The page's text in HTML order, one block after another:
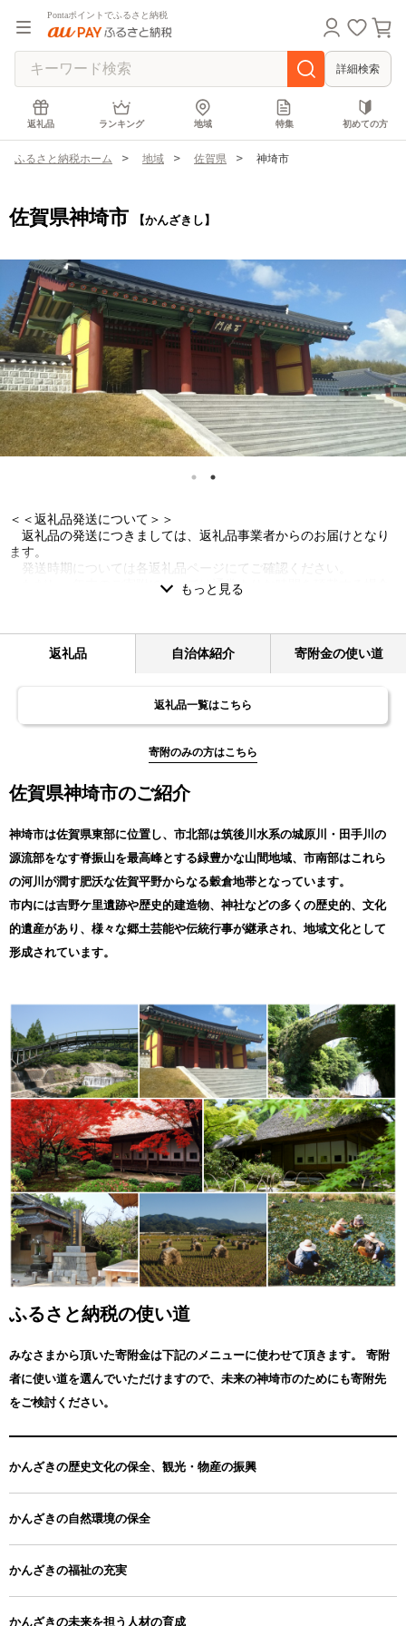
Pontaポイントでふるさと納税
詳細検索
返礼品 ランキング 地域 特集 初めての方
ふるさと納税ホーム 地域 佐賀県 神埼市
佐賀県神埼市 【かんざきし】
＜＜返礼品発送について＞＞
返礼品の発送につきましては、返礼品事業者からのお届けとなり
ます。
発送時期については各返礼品ページにてご確認ください。
ただし、年末のご寄附については通常よりお時間を頂戴する場合
めご了承ください。
返礼品の発送後お届け先に変更がある場合、転送料金が発生する
転送料金は着払いとなりますので、恐れ入りますがお受取人様の
ご寄附お申込みの際のご住所と変更がある場合は、お早めのご連
絡をお願いいたします。
＜＜オンラインワンストップ特例申請について＞＞
●マイナンバーカードをお持ちの方
ワンストップ特例申請を完全オンラインで行えるサービスです。
『自治体マイページ』からオンラインで即座に申請を完結させる
ことが可能です。
変更届もオンラインで簡単に申請できます。
(オンラインで申請される場合は、書類の提出は不要です。)
詳細につきましては、以下のURLをご確認ください。
※オンラインワンストップ申請手続きについて
寄附申込・入金完了された翌日にお手続き可能となります。
お手続きができない場合は、恐れ入りますがお時間を空けてか
ら再度お手続きをお願いいたします。
●マイナンバーカードがなくても、申請書類等を撮影し、「自治体マ
イページ」にアップロードすれば申請可能です。
【必要書類】
・記入済みのワンストップ特例申請書
・個人番号確認書類(マイナンバー通知カード＋住民票、個人番号
が記載されている住民票など)
・本人確認書類(運転免許証、パスポートなど顔写真付きの書類)
○全部アップロード申請の表示方法
(1)自治体マイページ（https://mypg.jp/auth/login/）にログインし
ます。
(2)[全部アップロード申請]のページに移動します。
https://mypg.jp/onestop-myna-less/terms/
自治体マイページに関連するお問合せについては、専用の問い
合わせ窓口を用意しております。
専用の担当者が対応を行いますので、ぜひご活用ください！
https://mypg.jp/contact/
ワンストップ特例制度の利用をご希望された方へは、寄附金受領
ワンストップ特例申請書を発送します。
必要書類を同封のうえ【神埼市ふるさと納税サポートセンター】
まで、お早めに
ご提出ください。(寄附の翌年1月10日必着)
返礼品 自治体紹介 寄附金の使い道
返礼品一覧はこちら
寄附のみの方はこちら
佐賀県神埼市のご紹介
神埼市は佐賀県東部に位置し、市北部は筑後川水系の城原川・田手川の
源流部をなす脊振山を最高峰とする緑豊かな山間地域、市南部はこれら
の河川が潤す肥沃な佐賀平野からなる穀倉地帯となっています。
市内には吉野ケ里遺跡や歴史的建造物、神社などの多くの歴史的、文化
的遺産があり、様々な郷土芸能や伝統行事が継承され、地域文化として
形成されています。
ふるさと納税の使い道
みなさまから頂いた寄附金は下記のメニューに使わせて頂きます。
寄附
者に使い道を選んでいただけますので、未来の神埼市のためにも寄附先
をご検討ください。
かんざきの歴史文化の保全、観光・物産の振興
かんざきの自然環境の保全
かんざきの福祉の充実
かんざきの未来を担う人材の育成